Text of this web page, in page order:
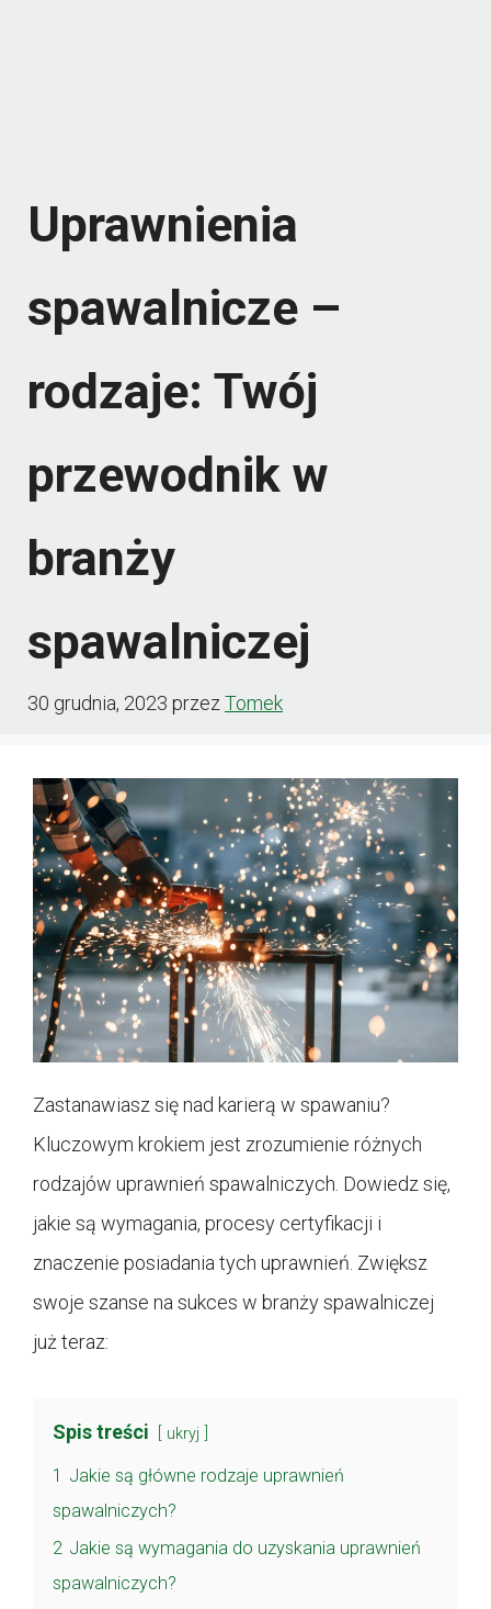
Uprawnienia
spawalnicze –
rodzaje: Twój
przewodnik w
branży
spawalniczej
30 grudnia, 2023 przez Tomek
Zastanawiasz się nad karierą w spawaniu?
Kluczowym krokiem jest zrozumienie różnych
rodzajów uprawnień spawalniczych. Dowiedz się,
jakie są wymagania, procesy certyfikacji i
znaczenie posiadania tych uprawnień. Zwiększ
swoje szanse na sukces w branży spawalniczej
już teraz:
Spis treści ukryj
1 Jakie są główne rodzaje uprawnień
spawalniczych?
2 Jakie są wymagania do uzyskania uprawnień
spawalniczych?